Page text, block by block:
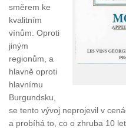
směrem ke
kvalitním
vínům. Oproti
jiným
regionům, a
hlavně oproti
hlavnímu
Burgundsku,
se tento vývoj neprojevil v
a probíhá to, co o zhruba 10